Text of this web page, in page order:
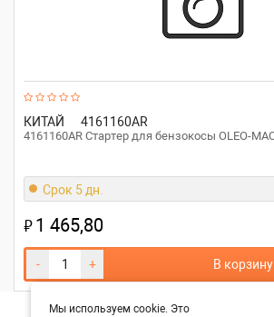
КИТАЙ 4161160AR
4161160AR Стартер для бензокосы OLEO-
Срок 5 дн.
₽1 465,80
- + В корзину
Мы используем cookie. Это